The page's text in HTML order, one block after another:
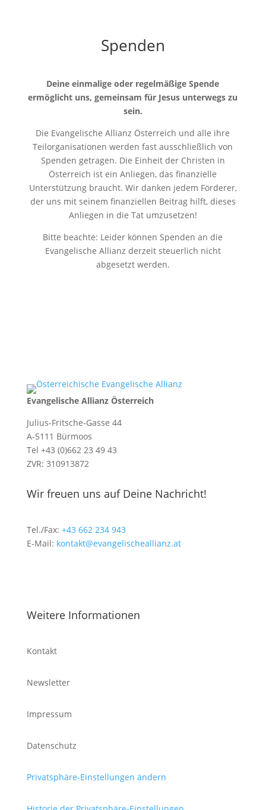
Spenden
Deine einmalige oder regelmäßige Spende
ermöglicht uns, gemeinsam für Jesus unterwegs zu
sein.
Die Evangelische Allianz Österreich und alle ihre
Teilorganisationen werden fast ausschließlich von
Spenden getragen. Die Einheit der Christen in
Österreich ist ein Anliegen, das finanzielle
Unterstützung braucht. Wir danken jedem Förderer,
der uns mit seinem finanziellen Beitrag hilft, dieses
Anliegen in die Tat umzusetzen!
Bitte beachte: Leider können Spenden an die
Evangelische Allianz derzeit steuerlich nicht
abgesetzt werden.
Evangelische Allianz Österreich
Julius-Fritsche-Gasse 44
A-5111 Bürmoos
Tel +43 (0)662 23 49 43
ZVR: 310913872
Wir freuen uns auf Deine Nachricht!
Tel./Fax: +43 662 234 943
E-Mail: kontakt@evangelischeallianz.at
Weitere Informationen
Kontakt
Newsletter
Impressum
Datenschutz
Privatsphäre-Einstellungen ändern